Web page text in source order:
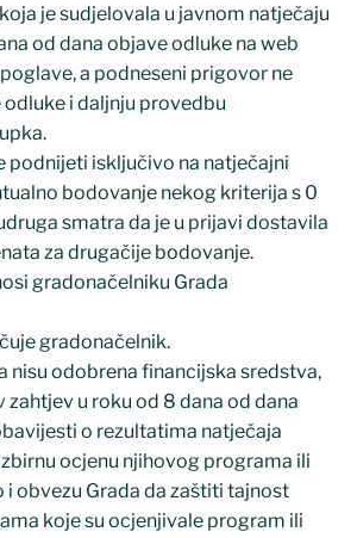
je sudjelovala u javnom natječaju
od dana objave odluke na web
a podneseni prigovor ne
i daljnju provedbu
podnijeti isključivo na natječajni
bodovanje nekog kriterija s 0
smatra da je u prijavi dostavila
za drugačije bodovanje.
gradonačelniku Grada
gradonačelnik.
nisu odobrena financijska sredstva,
zahtjev u roku od 8 dana od dana
o rezultatima natječaja
ocjenu njihovog programa ili
i obvezu Grada da zaštiti tajnost
koje su ocjenjivale program ili